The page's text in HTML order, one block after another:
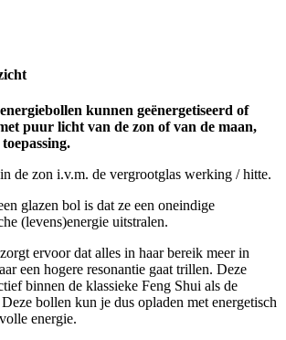
kunnen geënergetiseerd of
puur licht van de zon of van de maan,
de zon i.v.m. de vergrootglas werking / hitte.
glazen bol is dat ze een oneindige
(levens)energie uitstralen.
ervoor dat alles in haar bereik meer in
een hogere resonantie gaat trillen. Deze
binnen de klassieke Feng Shui als de
bollen kun je dus opladen met energetisch
energie.